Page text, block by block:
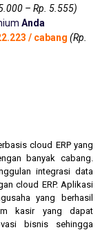
– Rp. 5.555)
Anda
/ cabang (Rp.
cloud ERP yang
banyak cabang.
integrasi data
cloud ERP. Aplikasi
yang berhasil
kasir yang dapat
bisnis sehingga